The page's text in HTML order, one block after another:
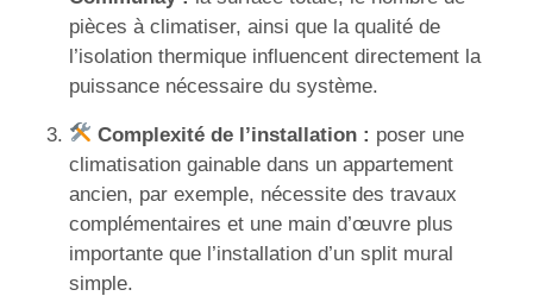
pièces à climatiser, ainsi que la qualité de
l’isolation thermique influencent directement la
puissance nécessaire du système.
Complexité de l’installation : poser une
climatisation gainable dans un appartement
ancien, par exemple, nécessite des travaux
complémentaires et une main d’œuvre plus
importante que l’installation d’un split mural
simple.